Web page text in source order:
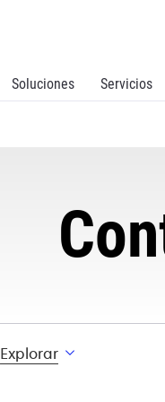
Soluciones Servicios
Explorar